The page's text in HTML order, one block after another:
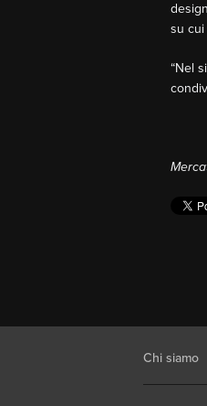
su
“Nel
Chi siamo